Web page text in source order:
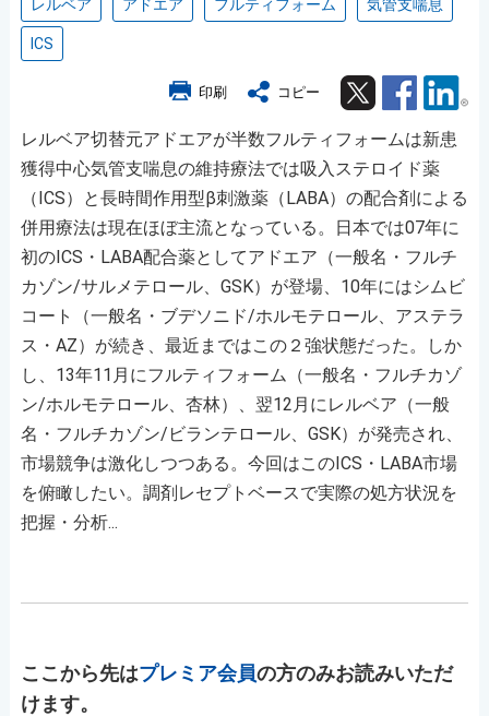
レルベア アドエア フルティフォーム 気管支喘息
ICS
印刷 コピー Twitter Facebook
レルベア切替元アドエアが半数フルティフォームは新患
獲得中心気管支喘息の維持療法では吸入ステロイド薬
（ICS）と長時間作用型β刺激薬（LABA）の配合剤による
併用療法は現在ほぼ主流となっている。日本では07年に
初のICS・LABA配合薬としてアドエア（一般名・フルチ
カゾン/サルメテロール、GSK）が登場、10年にはシムビ
コート（一般名・ブデソニド/ホルモテロール、アステラ
ス・AZ）が続き、最近まではこの２強状態だった。しか
し、13年11月にフルティフォーム（一般名・フルチカゾ
ン/ホルモテロール、杏林）、翌12月にレルベア（一般
名・フルチカゾン/ビランテロール、GSK）が発売され、
市場競争は激化しつつある。今回はこのICS・LABA市場
を俯瞰したい。調剤レセプトベースで実際の処方状況を
把握・分析...
ここから先はプレミア会員の方のみお読みいただ
けます。